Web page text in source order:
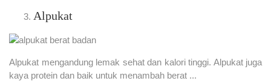
Alpukat
Alpukat mengandung lemak sehat dan kalori tinggi. Alpukat juga
kaya protein dan baik untuk menambah berat ...